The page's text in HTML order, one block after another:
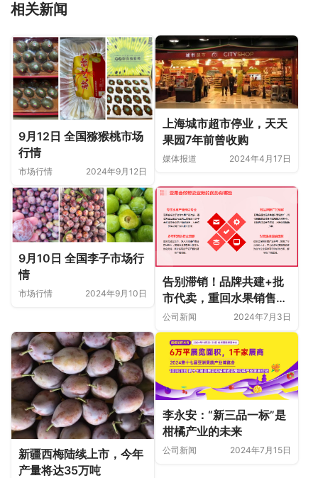
相关新闻
9月12日 全国猕猴桃市场
行情
市场行情 2024年9月12日
上海城市超市停业，天天
果园7年前曾收购
媒体报道 2024年4月17日
9月10日 全国李子市场行
情
市场行情 2024年9月10日
告别滞销！品牌共建+批
市代卖，重回水果销售黄
金时代！
公司新闻 2024年7月3日
新疆西梅陆续上市，今年
产量将达35万吨
李永安：“新三品一标”是
柑橘产业的未来
公司新闻 2024年7月15日